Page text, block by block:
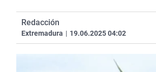
Redacción
Extremadura | 19.06.2025 04:02